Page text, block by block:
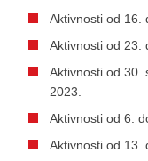
Aktivnosti od 16.
Aktivnosti od 23.
Aktivnosti od 30.
2023.
Aktivnosti od 6.
Aktivnosti od 13.